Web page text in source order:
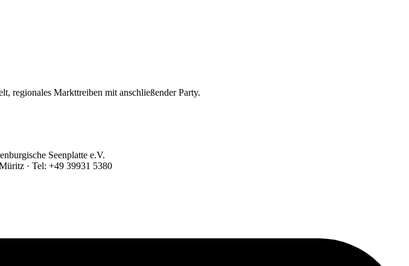
regionales Markttreiben mit anschließender Party.
Seenplatte e.V.
· Tel: +49 39931 5380